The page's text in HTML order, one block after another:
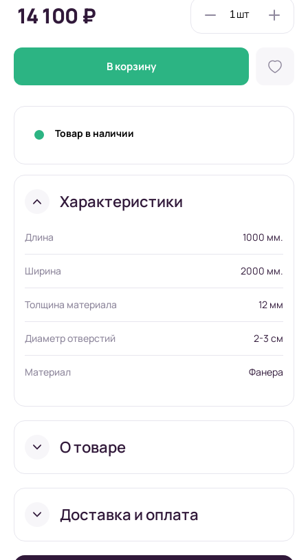
14 100 ₽
В корзину
Товар в наличии
Характеристики
Длина 1000 мм.
Ширина 2000 мм.
Толщина материала 12 мм
Диаметр отверстий 2-3 см
Материал Фанера
О товаре
Доставка и оплата